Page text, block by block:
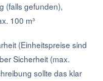
(falls gefunden),
100 m³
(Einheitspreise sind
Sicherheit (max.
sollte das klar